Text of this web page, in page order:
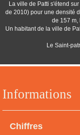
Informations
Chiffres
La ville de Patti s'étend
de 2010) pour une densité
de 157 m,
Un habitant de la ville de
Le Saint-